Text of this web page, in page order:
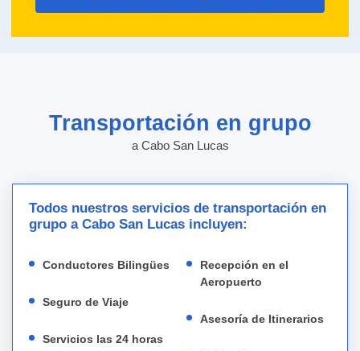
Transportación en grupo
a Cabo San Lucas
Todos nuestros servicios de transportación en
grupo a Cabo San Lucas incluyen:
Conductores Bilingües
Seguro de Viaje
Servicios las 24 horas
Recepción en el
Aeropuerto
Asesoría de Itinerarios